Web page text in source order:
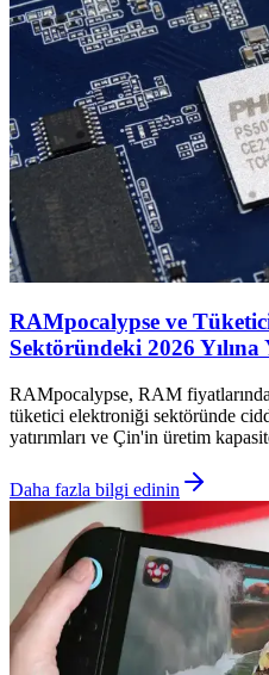
RAMpocalypse ve
Sektöründeki 2026
RAMpocalypse, RAM
tüketici elektroniği sektöründe
yatırımları ve Çin'in üretim
Daha fazla bilgi edinin